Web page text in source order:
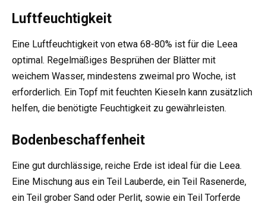
Luftfeuchtigkeit
Eine Luftfeuchtigkeit von etwa 68-80% ist für die Leea
optimal. Regelmäßiges Besprühen der Blätter mit
weichem Wasser, mindestens zweimal pro Woche, ist
erforderlich. Ein Topf mit feuchten Kieseln kann zusätzlich
helfen, die benötigte Feuchtigkeit zu gewährleisten.
Bodenbeschaffenheit
Eine gut durchlässige, reiche Erde ist ideal für die Leea.
Eine Mischung aus ein Teil Lauberde, ein Teil Rasenerde,
ein Teil grober Sand oder Perlit, sowie ein Teil Torferde